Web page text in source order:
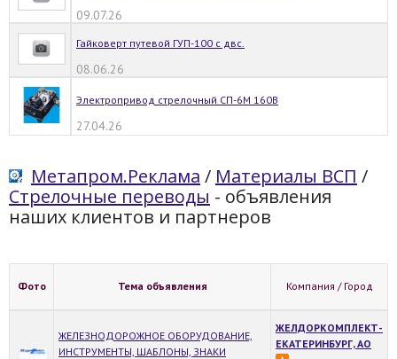
09.07.26
Гайковерт путевой ГУП-100 с двс.
08.06.26
Электропривод стрелочный СП-6М 160В
27.04.26
Метапром.Реклама / Материалы ВСП /
Стрелочные переводы - объявления
наших клиентов и партнеров
Фото Тема объявления Компания / Город
ЖЕЛЕЗНОДОРОЖНОЕ ОБОРУДОВАНИЕ,
ИНСТРУМЕНТЫ, ШАБЛОНЫ, ЗНАКИ
ЖЕЛДОРКОМПЛЕКТ-
ЕКАТЕРИНБУРГ, АО